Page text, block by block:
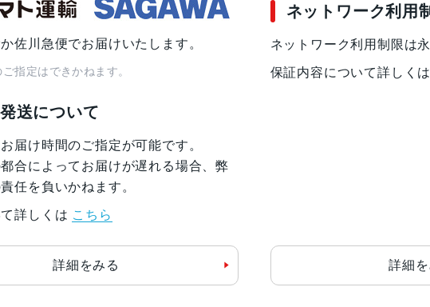
12コアCPUと19コアGPU搭載M2 Pro
シルバー
M2：1.18Kｇ
M2 Pro：1.28Kg
Apple M2チップ
以下のオプションに変更可能：16GBまたは24GB
佐川急便でお届けいたします。
指定はできかねます。
送について
届け時間のご指定が可能です。
合によってお届けが遅れる場合、弊
任を負いかねます。
詳しくは こちら
詳細をみる
ネットワーク利用
ネットワーク利用制限は
保証内容について詳しくは
詳細を